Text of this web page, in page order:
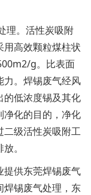
。活性炭吸附
高效颗粒煤柱状
g。比表面
力。焊锡废气经风
的低浓度锡及其化
净化的目的，净化
二级活性炭吸附工
。
提供东莞焊锡废气
焊锡废气处理，东